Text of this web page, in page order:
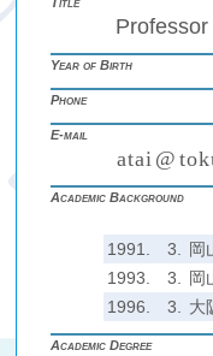
Professor
Year of Birth
Phone
E-mail
atai @ tok
Academic Background
1991. 3.
岡
1993.
3.
岡
1996.
3. 大
Academic Degree